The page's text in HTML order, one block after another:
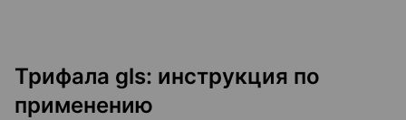
Трифала gls: инструкция по
применению